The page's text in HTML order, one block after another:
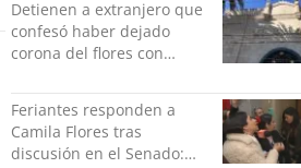
Detienen a extranjero que
confesó haber dejado
corona del flores con
exPenitenciaría
Feriantes responden a
Camila Flores tras
discusión en el Senado: